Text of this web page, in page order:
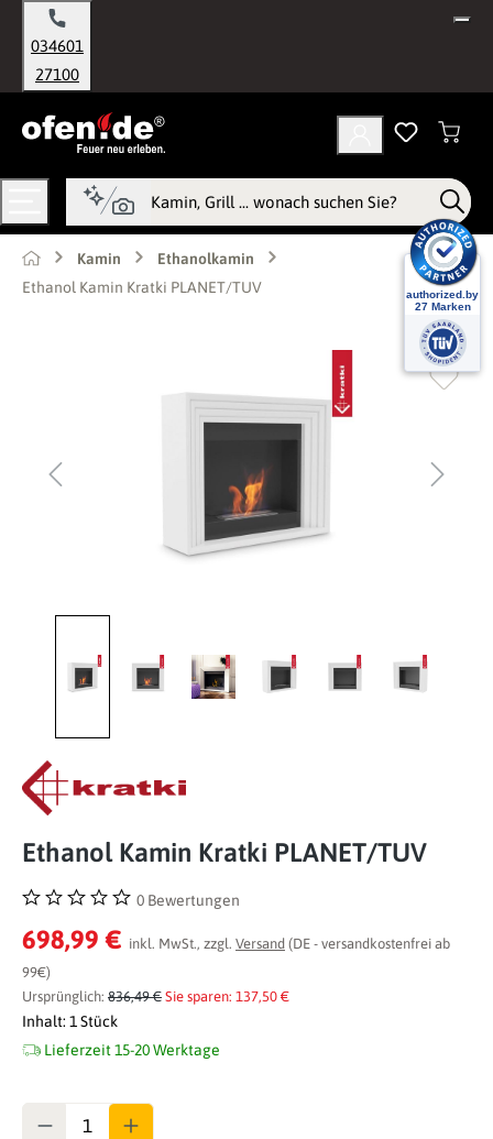
springen
034601
27100
Kamin
Ethanolkamin
Ethanol Kamin Kratki PLANET/TUV
Ethanol Kamin Kratki PLANET/TUV
Durchschnittliche Bewertung von 0 von 5 Sternen
0 Bewertungen
698,99 € inkl. MwSt., zzgl. Versand (DE - versandkostenfrei ab
99€)
Ursprünglich: 836,49 € Sie sparen: 137,50 €
Inhalt: 1 Stück
Lieferzeit 15-20 Werktage